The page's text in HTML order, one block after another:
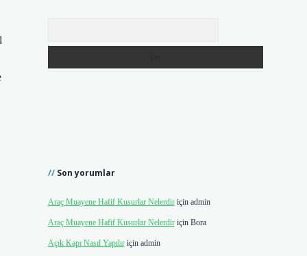
Son yorumlar
Araç Muayene Hafif Kusurlar Nelerdiriçin admin
Araç Muayene Hafif Kusurlar Nelerdiriçin Bora
Açık Kapı Nasıl Yapılıriçin admin